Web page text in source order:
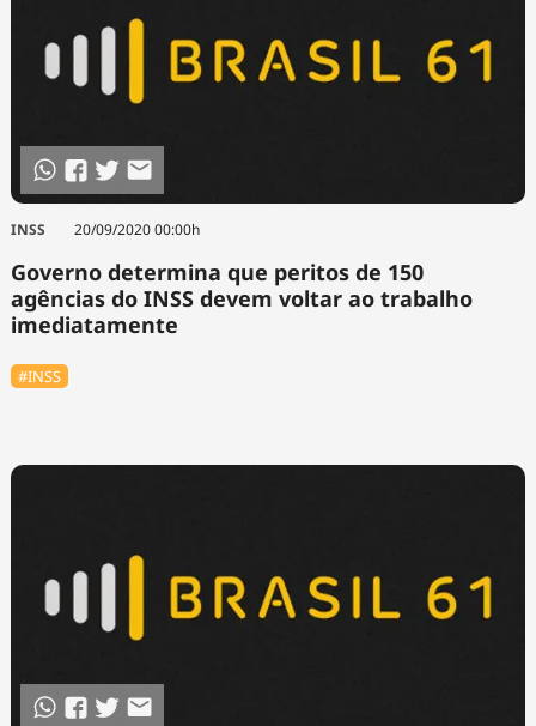
INSS 20/09/2020 00:00h
Governo determina que peritos de 150
agências do INSS devem voltar ao trabalho
imediatamente
#INSS